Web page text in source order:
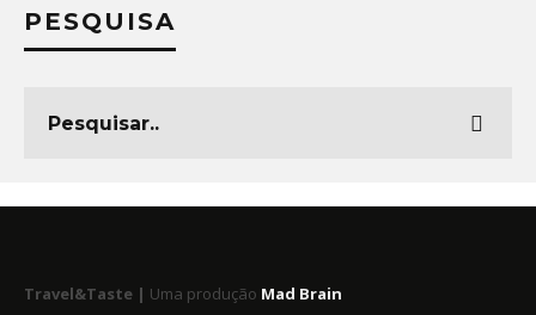
PESQUISA
Travel&Taste | Uma produção Mad Brain